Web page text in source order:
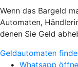
Wenn das Bargeld
Automaten,
denen Sie Geld
Geldautomaten
Whatsapp